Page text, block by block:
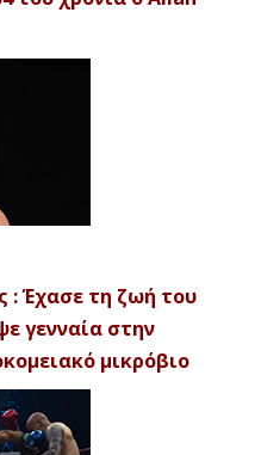
: Έχασε τη ζωή του
γενναία στην
μικρόβιο